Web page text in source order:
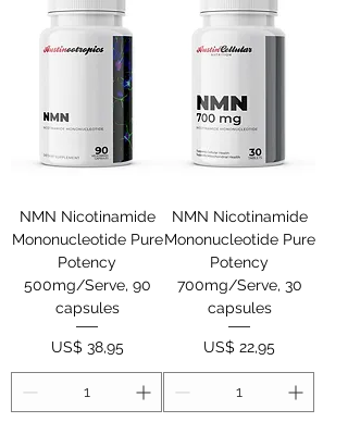
NMN Nicotinamide
Mononucleotide Pure
Potency
500mg/Serve, 90
capsules
Preço
US$ 38,95
NMN Nicotinamide
Mononucleotide Pure
Potency
700mg/Serve, 30
capsules
Preço
US$ 22,95